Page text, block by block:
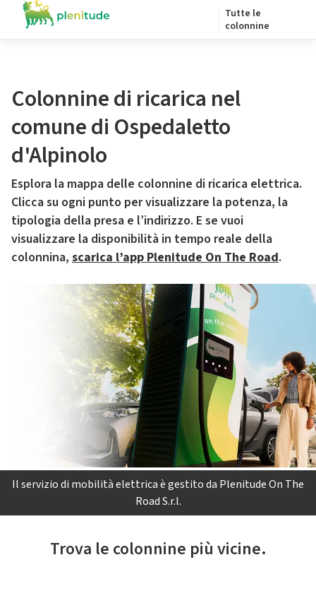
Tutte le
colonnine
Colonnine di ricarica nel
comune di Ospedaletto
d'Alpinolo
Esplora la mappa delle colonnine di ricarica elettrica.
Clicca su ogni punto per visualizzare la potenza, la
tipologia della presa e l’indirizzo. E se vuoi
visualizzare la disponibilità in tempo reale della
colonnina, scarica l’app Plenitude On The Road.
Il servizio di mobilità elettrica è gestito da Plenitude On The
Road S.r.l.
Trova le colonnine più vicine.